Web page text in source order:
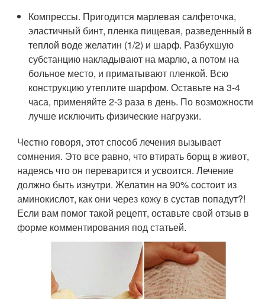
Компрессы. Пригодится марлевая салфеточка,
эластичный бинт, пленка пищевая, разведенный в
теплой воде желатин (1/2) и шарф. Разбухшую
субстанцию накладывают на марлю, а потом на
больное место, и приматывают пленкой. Всю
конструкцию утеплите шарфом. Оставьте на 3-4
часа, применяйте 2-3 раза в день. По возможности
лучше исключить физические нагрузки.
Честно говоря, этот способ лечения вызывает
сомнения. Это все равно, что втирать борщ в живот,
надеясь что он переварится и усвоится. Лечение
должно быть изнутри. Желатин на 90% состоит из
аминокислот, как они через кожу в сустав попадут?!
Если вам помог такой рецепт, оставьте свой отзыв в
форме комментирования под статьей.